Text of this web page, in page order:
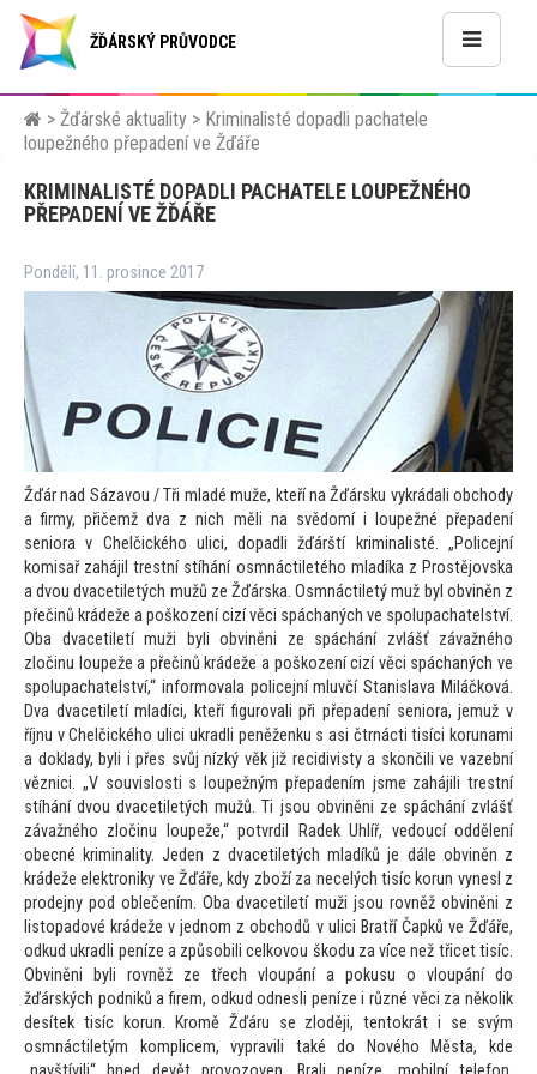
ŽĎÁRSKÝ PRŮVODCE
> Žďárské aktuality > Kriminalisté dopadli pachatele
loupežného přepadení ve Žďáře
KRIMINALISTÉ DOPADLI PACHATELE LOUPEŽNÉHO
PŘEPADENÍ VE ŽĎÁŘE
Pondělí, 11. prosince 2017
Žďár nad Sázavou / Tři mladé muže, kteří na Žďársku vykrádali obchody
a firmy, přičemž dva z nich měli na svědomí i loupežné přepadení
seniora v Chelčického ulici, dopadli žďárští kriminalisté. „Policejní
komisař zahájil trestní stíhání osmnáctiletého mladíka z Prostějovska
a dvou dvacetiletých mužů ze Žďárska. Osmnáctiletý muž byl obviněn z
přečinů krádeže a poškození cizí věci spáchaných ve spolupachatelství.
Oba dvacetiletí muži byli obviněni ze spáchání zvlášť závažného
zločinu loupeže a přečinů krádeže a poškození cizí věci spáchaných ve
spolupachatelství,“ informovala policejní mluvčí Stanislava Miláčková.
Dva dvacetiletí mladíci, kteří figurovali při přepadení seniora, jemuž v
říjnu v Chelčického ulici ukradli peněženku s asi čtrnácti tisíci korunami
a doklady, byli i přes svůj nízký věk již recidivisty a skončili ve vazební
věznici. „V souvislosti s loupežným přepadením jsme zahájili trestní
stíhání dvou dvacetiletých mužů. Ti jsou obviněni ze spáchání zvlášť
závažného zločinu loupeže,“ potvrdil Radek Uhlíř, vedoucí oddělení
obecné kriminality. Jeden z dvacetiletých mladíků je dále obviněn z
krádeže elektroniky ve Žďáře, kdy zboží za necelých tisíc korun vynesl z
prodejny pod oblečením. Oba dvacetiletí muži jsou rovněž obviněni z
listopadové krádeže v jednom z obchodů v ulici Bratří Čapků ve Žďáře,
odkud ukradli peníze a způsobili celkovou škodu za více než třicet tisíc.
Obviněni byli rovněž ze třech vloupání a pokusu o vloupání do
žďárských podniků a firem, odkud odnesli peníze i různé věci za několik
desítek tisíc korun. Kromě Žďáru se zloději, tentokrát i se svým
osmnáctiletým komplicem, vypravili také do Nového Města, kde